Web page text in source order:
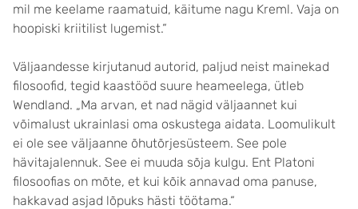
mil me keelame raamatuid, käitume nagu Kreml. Vaja on
hoopiski kriitilist lugemist.“
Väljaandesse kirjutanud autorid, paljud neist mainekad
filosoofid, tegid kaastööd suure heameelega, ütleb
Wendland. „Ma arvan, et nad nägid väljaannet kui
võimalust ukrainlasi oma oskustega aidata. Loomulikult
ei ole see väljaanne õhutõrjesüsteem. See pole
hävitajalennuk. See ei muuda sõja kulgu. Ent Platoni
filosoofias on mõte, et kui kõik annavad oma panuse,
hakkavad asjad lõpuks hästi töötama.“